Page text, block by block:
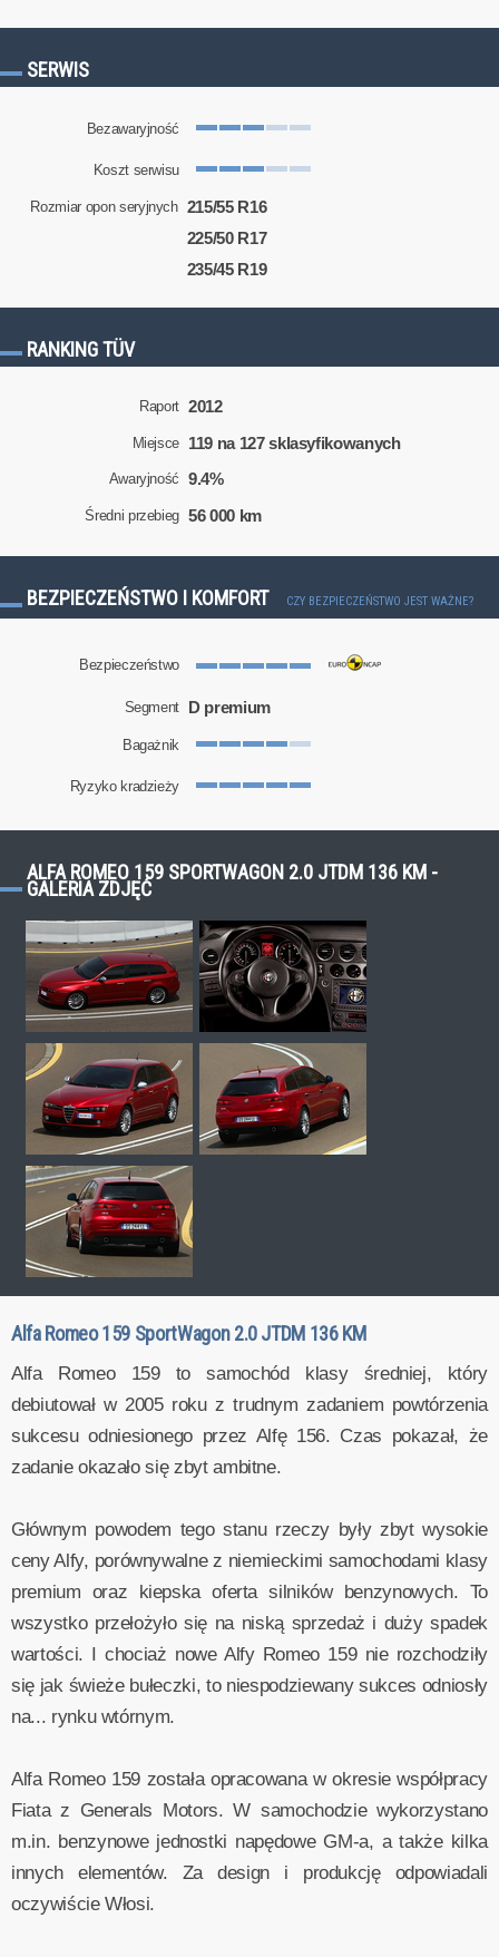
SERWIS
Bezawaryjność
Koszt serwisu
Rozmiar opon seryjnych 215/55 R16
225/50 R17
235/45 R19
RANKING TÜV
Raport 2012
Miejsce 119 na 127 sklasyfikowanych
Awaryjność 9.4%
Średni przebieg 56 000 km
BEZPIECZEŃSTWO I KOMFORT CZY BEZPIECZEŃSTWO JEST WAŻNE?
Bezpieczeństwo
Segment D premium
Bagażnik
Ryzyko kradzieży
ALFA ROMEO 159 SPORTWAGON 2.0 JTDM 136 KM -
GALERIA ZDJĘĆ
Alfa Romeo 159 SportWagon 2.0 JTDM 136 KM
Alfa Romeo 159 to samochód klasy średniej, który
debiutował w 2005 roku z trudnym zadaniem powtórzenia
sukcesu odniesionego przez Alfę 156. Czas pokazał, że
zadanie okazało się zbyt ambitne.
Głównym powodem tego stanu rzeczy były zbyt wysokie
ceny Alfy, porównywalne z niemieckimi samochodami klasy
premium oraz kiepska oferta silników benzynowych. To
wszystko przełożyło się na niską sprzedaż i duży spadek
wartości. I chociaż nowe Alfy Romeo 159 nie rozchodziły
się jak świeże bułeczki, to niespodziewany sukces odniosły
na... rynku wtórnym.
Alfa Romeo 159 została opracowana w okresie współpracy
Fiata z Generals Motors. W samochodzie wykorzystano
m.in. benzynowe jednostki napędowe GM-a, a także kilka
innych elementów. Za design i produkcję odpowiadali
oczywiście Włosi.